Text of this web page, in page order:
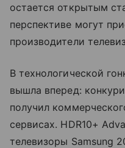
остается открытым
перспективе могут
производители
В технологической
вышла вперед:
получил
сервисах. HDR10+
телевизоры Samsung